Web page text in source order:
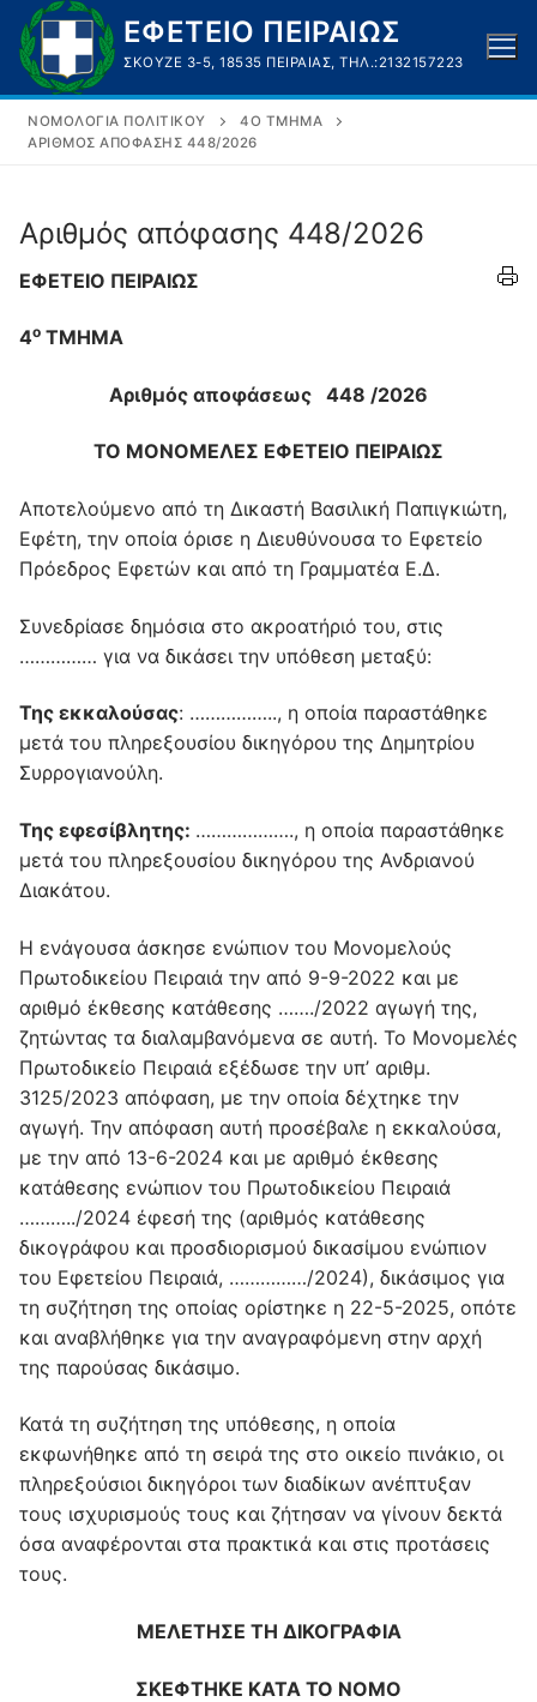
Μετάβαση
στο
περιεχόμενο
ΕΦΕΤΕΙΟ ΠΕΙΡΑΙΩΣ
ΣΚΟΥΖΈ 3-5, 18535 ΠΕΙΡΑΙΆΣ, ΤΗΛ.:2132157223
ΝΟΜΟΛΟΓΊΑ ΠΟΛΙΤΙΚΟΎ
4O ΤΜΉΜΑ
ΑΡΙΘΜΌΣ ΑΠΌΦΑΣΗΣ 448/2026
Αριθμός απόφασης 448/2026
ΕΦΕΤΕΙΟ ΠΕΙΡΑΙΩΣ
4ο ΤΜΗΜΑ
Αριθμός αποφάσεως 448 /2026
ΤΟ ΜΟΝΟΜΕΛΕΣ ΕΦΕΤΕΙΟ ΠΕΙΡΑΙΩΣ
Αποτελούμενο από τη Δικαστή Βασιλική Παπιγκιώτη,
Εφέτη, την οποία όρισε η Διευθύνουσα το Εφετείο
Πρόεδρος Εφετών και από τη Γραμματέα Ε.Δ.
Συνεδρίασε δημόσια στο ακροατήριό του, στις
…………… για να δικάσει την υπόθεση μεταξύ:
Της εκκαλούσας: …………….., η οποία παραστάθηκε
μετά του πληρεξουσίου δικηγόρου της Δημητρίου
Συρρογιανούλη.
Της εφεσίβλητης: ………………., η οποία παραστάθηκε
μετά του πληρεξουσίου δικηγόρου της Ανδριανού
Διακάτου.
Η ενάγουσα άσκησε ενώπιον του Μονομελούς
Πρωτοδικείου Πειραιά την από 9-9-2022 και με
αριθμό έκθεσης κατάθεσης ……./2022 αγωγή της,
ζητώντας τα διαλαμβανόμενα σε αυτή. Το Μονομελές
Πρωτοδικείο Πειραιά εξέδωσε την υπ’ αριθμ.
3125/2023 απόφαση, με την οποία δέχτηκε την
αγωγή. Την απόφαση αυτή προσέβαλε η εκκαλούσα,
με την από 13-6-2024 και με αριθμό έκθεσης
κατάθεσης ενώπιον του Πρωτοδικείου Πειραιά
………../2024 έφεσή της (αριθμός κατάθεσης
δικογράφου και προσδιορισμού δικασίμου ενώπιον
του Εφετείου Πειραιά, ……………/2024), δικάσιμος για
τη συζήτηση της οποίας ορίστηκε η 22-5-2025, οπότε
και αναβλήθηκε για την αναγραφόμενη στην αρχή
της παρούσας δικάσιμο.
Κατά τη συζήτηση της υπόθεσης, η οποία
εκφωνήθηκε από τη σειρά της στο οικείο πινάκιο, οι
πληρεξούσιοι δικηγόροι των διαδίκων ανέπτυξαν
τους ισχυρισμούς τους και ζήτησαν να γίνουν δεκτά
όσα αναφέρονται στα πρακτικά και στις προτάσεις
τους.
ΜΕΛΕΤΗΣΕ ΤΗ ΔΙΚΟΓΡΑΦΙΑ
ΣΚΕΦΤΗΚΕ ΚΑΤΑ ΤΟ ΝΟΜΟ